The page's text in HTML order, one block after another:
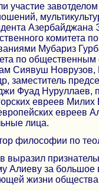
участие
комитета
Мубариз
по
Сиявуш
заместитель
Фуад Нуруллаев,
евреев Милих
евреев
лица.
философии по
выразил
Алиеву за большое
жизни